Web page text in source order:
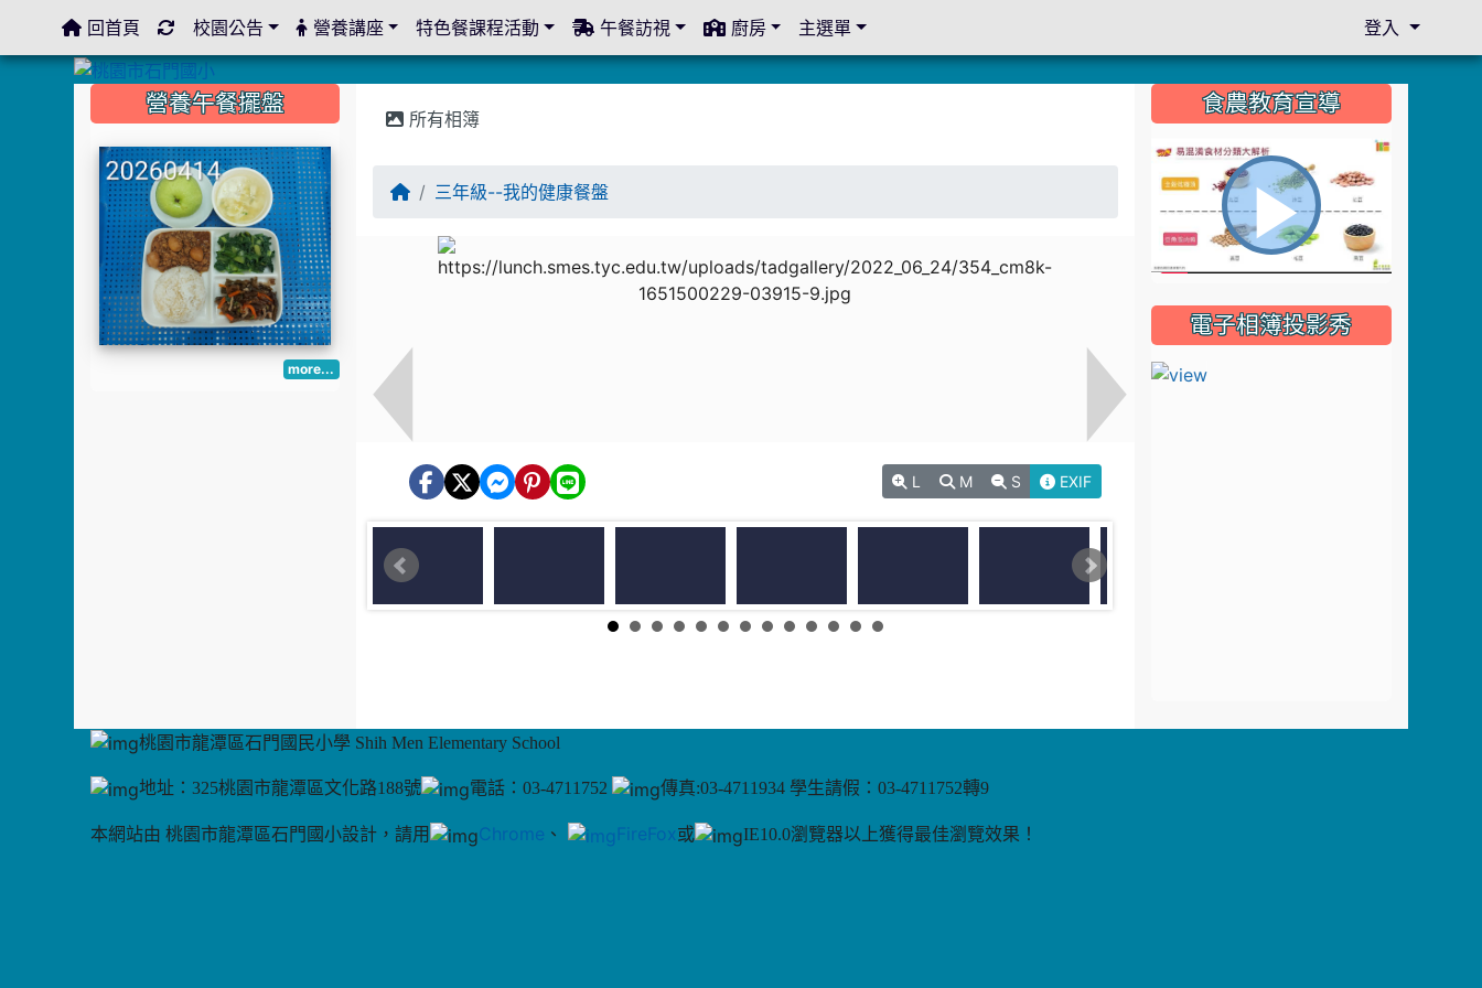
所有相簿
三年級--我的健康餐盤
L M S EXIF
::: 營養午餐擺盤
more...
::: 食農教育宣導
播
放
電子相簿投影秀
桃園市龍潭區石門國民小學 Shih Men Elementary School
地址：325桃園市龍潭區文化路188號 電話：03-4711752 傳真:03-4711934 學生請假：03-4711752轉9
本網站由 桃園市龍潭區石門國小設計，請用 Chrome 、 FireFox或 IE10.0瀏覽器以上獲得最佳瀏覽效果！
::: 回首頁 校園公告 營養講座 特色餐課程活動 午餐訪視 廚房 主選單 登入